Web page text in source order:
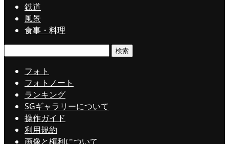
鉄道
風景
食事・料理
フォト
フォトノート
ランキング
SGギャラリーについて
操作ガイド
利用規約
画像と権利について